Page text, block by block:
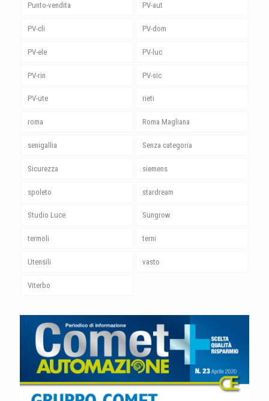
Punto-vendita PV-aut
PV-cli PV-dom
PV-ele PV-luc
PV-rin PV-sic
PV-ute rieti
roma Roma Magliana
senigallia Senza categoria
Sicurezza siemens
spoleto stardream
Studio Luce Sungrow
termoli terni
Utensili vasto
Viterbo